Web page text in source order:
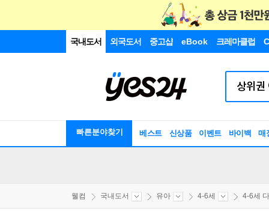
국내도서 외국도서 중고샵 eBook 크레마클럽
빠른분야찾기 베스트 신상품 이벤트 바이백 매
웰컴 국내도서 유아 4-6세 4-6세